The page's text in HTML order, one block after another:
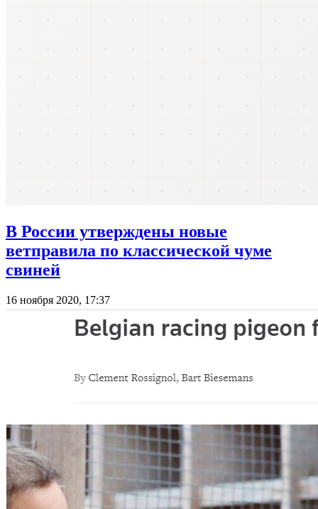
В России утверждены новые
ветправила по классической чуме
свиней
16 ноября 2020, 17:37